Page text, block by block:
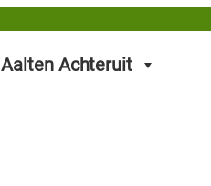
Aalten Achteruit